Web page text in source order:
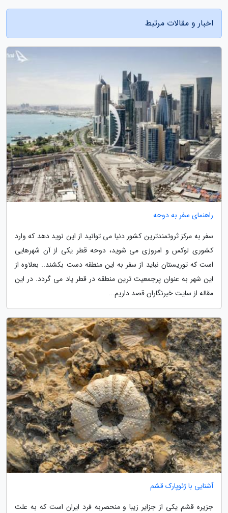
اخبار و مقالات مرتبط
راهنمای سفر به دوحه
سفر به مرکز ثروتمندترین کشور دنیا می توانید از این نوید دهد که وارد
کشوری لوکس و امروزی می شوید، دوحه قطر یکی از آن شهرهایی
است که توریستان نباید از سفر به این منطقه دست بکشند.. بعلاوه از
این شهر به عنوان پرجمعیت ترین منطقه در قطر یاد می گردد. در این
مقاله از سایت خبرنگاران قصد داریم...
آشنایی با ژئوپارک قشم
جزیره قشم یکی از جزایر زیبا و منحصربه فرد ایران است که به علت